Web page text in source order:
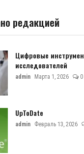
редакцией
Цифровые
исследователей
admin Марта 1, 2026 0
UpToDate
admin Февраль 13, 2026